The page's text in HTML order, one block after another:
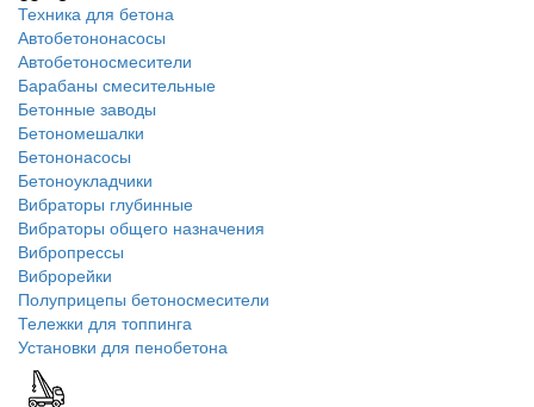
Техника для бетона
Автобетононасосы
Автобетоносмесители
Барабаны смесительные
Бетонные заводы
Бетономешалки
Бетононасосы
Бетоноукладчики
Вибраторы глубинные
Вибраторы общего назначения
Вибропрессы
Виброрейки
Полуприцепы бетоносмесители
Тележки для топпинга
Установки для пенобетона